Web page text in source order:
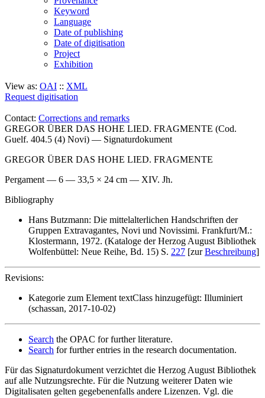
Keyword
Language
Date of publishing
Date of digitisation
Project
Exhibition
View as: OAI :: XML
Request digitisation
Contact: Corrections and remarks
GREGOR ÜBER DAS HOHE LIED. FRAGMENTE (Cod.
Guelf. 404.5 (4) Novi) — Signaturdokument
GREGOR ÜBER DAS HOHE LIED. FRAGMENTE
Pergament — 6 — 33,5 × 24 cm — XIV. Jh.
Bibliography
Hans Butzmann: Die mittelalterlichen Handschriften der
Gruppen Extravagantes, Novi und Novissimi. Frankfurt/M.:
Klostermann, 1972. (Kataloge der Herzog August Bibliothek
Wolfenbüttel: Neue Reihe, Bd. 15) S. 227 [zurBeschreibung]
Revisions:
Kategorie zum Element textClass hinzugefügt: Illuminiert
(schassan, 2017-10-02)
Search the OPAC for further literature.
Search for further entries in the research documentation.
Für das Signaturdokument verzichtet die Herzog August Bibliothek
auf alle Nutzungsrechte. Für die Nutzung weiterer Daten wie
Digitalisaten gelten gegebenenfalls andere Lizenzen. Vgl. die